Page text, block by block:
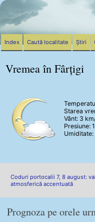
Vremea în Fârțigi
Starea
Vânt: 3
Presiune:
Umiditate:
Coduri portocalii 7, 8 august:
atmosferică accentuată
Prognoza pe orele
Index Caută localitate Știri